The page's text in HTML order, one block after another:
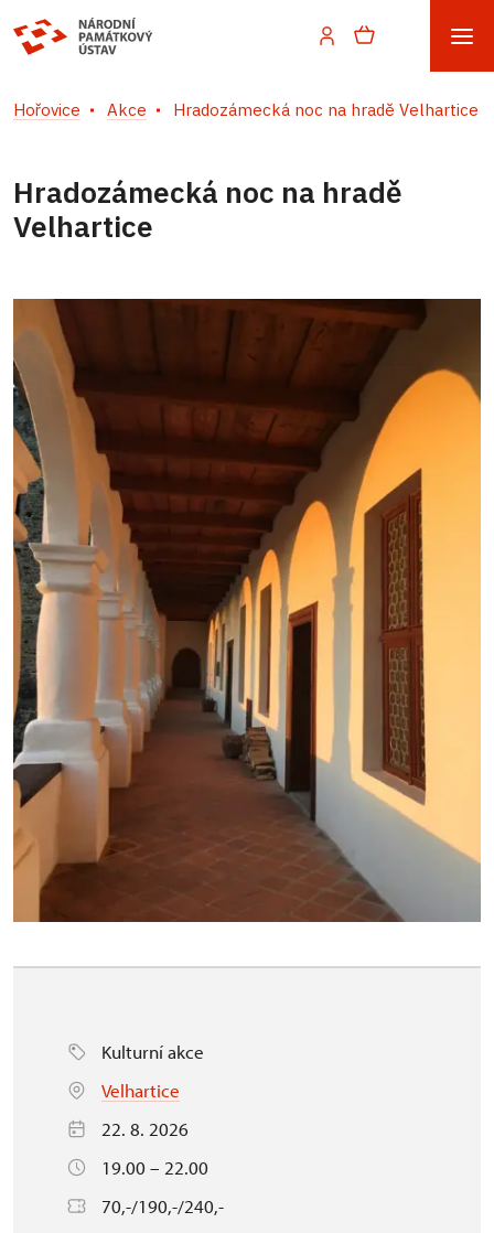
Hořovice Akce Hradozámecká noc na hradě Velhartice
Hradozámecká noc na hradě
Velhartice
Kulturní akce
Velhartice
22. 8. 2026
19.00 – 22.00
70,-/190,-/240,-